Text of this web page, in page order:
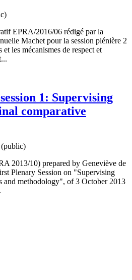
EPRA/2016/06 rédigé par la
Machet pour la session plénière 2
les mécanismes de respect et
1: Supervising
comparative
(public)
2013/10) prepared by Geneviève de
Plenary Session on "Supervising
and methodology", of 3 October 2013